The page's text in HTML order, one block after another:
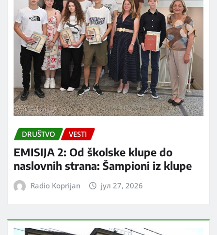
DRUŠTVO VESTI
EMISIJA 2: Od školske klupe do
naslovnih strana: Šampioni iz klupe
Radio Koprijan јул 27, 2026